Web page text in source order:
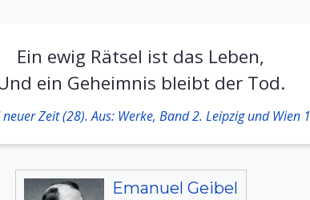
Ein ewig Rätsel ist das Leben,
ein Geheimnis bleibt der Tod.
Zeit (28). Aus: Werke, Band 2. Leipzig und Wien
Emanuel Geibel